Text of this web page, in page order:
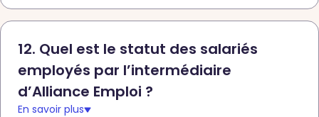
12. Quel est le statut des salariés
employés par l’intermédiaire
d’Alliance Emploi ?
En savoir plus